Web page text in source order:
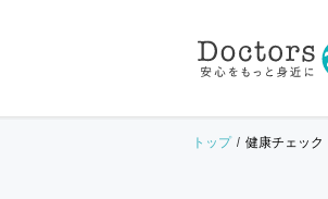
トップ 健康チェック